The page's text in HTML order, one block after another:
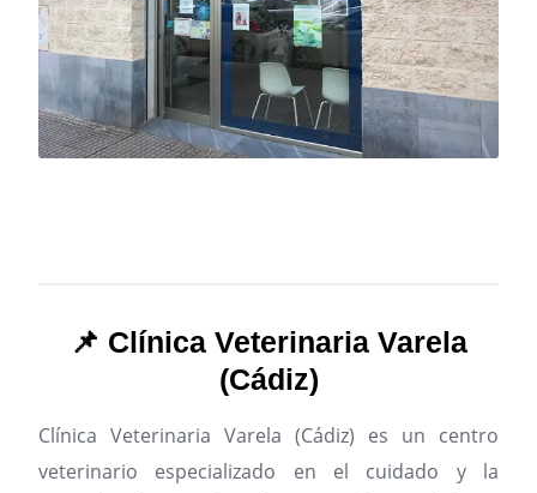
📌 Clínica Veterinaria Varela
(Cádiz)
Clínica Veterinaria Varela (Cádiz) es un centro
veterinario especializado en el cuidado y la